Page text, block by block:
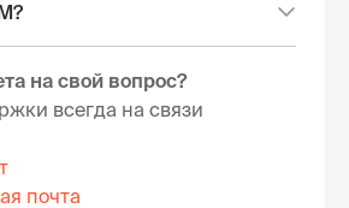
на свой вопрос?
всегда на связи
почта